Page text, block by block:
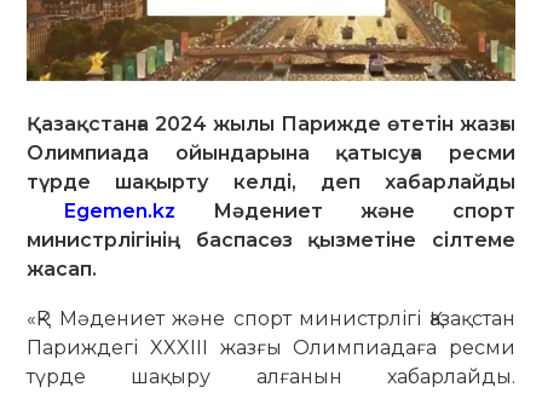
Қазақстанға 2024 жылы Парижде өтетін жазғы
Олимпиада ойындарына қатысуға ресми
түрде шақырту келді, деп хабарлайды
Egemen.kz Мәдениет және спорт
министрлігінің баспасөз қызметіне сілтеме
жасап.
«ҚР Мәдениет және спорт министрлігі Қазақстан
Париждегі XXXIII жазғы Олимпиадаға ресми
түрде шақыру алғанын хабарлайды.